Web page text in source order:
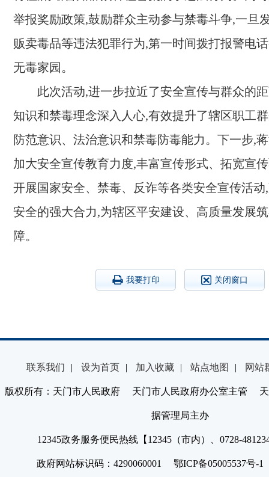
举报奖励政策,鼓励群众主动参与禁毒斗争,一旦
贩卖毒品等违法犯罪行为,第一时间拨打报警电
无毒家园。
此次活动,进一步拉近了安全宣传与群众的
知识和禁毒理念深入人心,有效提升了辖区职工
防范意识、法治意识和禁毒防毒能力。下一步,
加大安全宣传教育力度,丰富宣传形式、拓宽宣
开展国家安全、禁毒、反诈等各类安全宣传活
安全的强大合力,为辖区平安建设、高质量发展
障。
我要打印 关闭窗口
联系我们 | 设为首页 | 加入收藏 | 站点地图 | 网站
版权所有：天门市人民政府 天门市人民政府办公室主管 天
据管理局主办
12345政务服务便民热线【12345（市内）、0728-
政府网站标识码：4290060001 鄂ICP备05005537号